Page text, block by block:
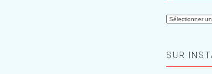
Aide-
!SUR